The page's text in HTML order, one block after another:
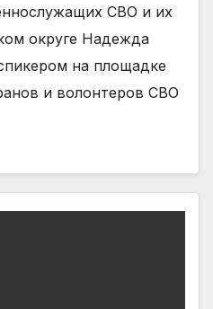
СВО и их
округе Надежда
на площадке
и волонтеров СВО